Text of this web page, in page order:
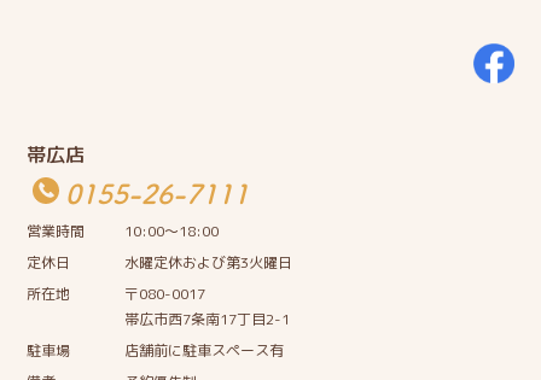
帯広店
0155-26-7111
営業時間
10:00〜18:00
定休日
水曜定休および第3火曜日
所在地
〒080-0017
帯広市西7条南17丁目2-1
駐車場
店舗前に駐車スペース有